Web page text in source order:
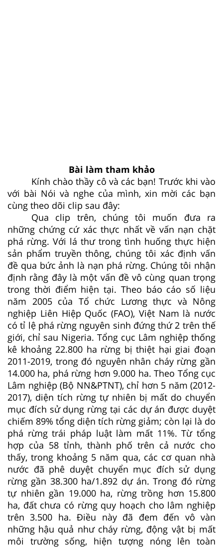
Bài làm tham khảo
Kính chào thầy cô và các bạn! Trước khi vào
với bài Nói và nghe của mình, xin mời các bạn
cùng theo dõi clip sau đây:
Qua clip trên, chúng tôi muốn đưa ra
những chứng cứ xác thực nhất về vấn nạn chặt
phá rừng. Với lá thư trong tình huống thực hiện
sản phẩm truyền thông, chúng tôi xác định vấn
đề qua bức ảnh là nạn phá rừng. Chúng tôi nhận
định rằng đây là một vấn đề vô cùng quan trọng
trong thời điểm hiện tại. Theo báo cáo số liệu
năm 2005 của Tổ chức Lương thực và Nông
nghiệp Liên Hiệp Quốc (FAO), Việt Nam là nước
có tỉ lệ phá rừng nguyên sinh đứng thứ 2 trên thế
giới, chỉ sau Nigeria. Tổng cục Lâm nghiệp thống
kê khoảng 22.800 ha rừng bị thiệt hại giai đoạn
2011-2019, trong đó nguyên nhân cháy rừng gần
14.000 ha, phá rừng hơn 9.000 ha. Theo Tổng cục
Lâm nghiệp (Bộ NN&PTNT), chỉ hơn 5 năm (2012-
2017), diện tích rừng tự nhiên bị mất do chuyển
mục đích sử dụng rừng tại các dự án được duyệt
chiếm 89% tổng diện tích rừng giảm; còn lại là do
phá rừng trái pháp luật làm mất 11%. Từ tổng
hợp của 58 tỉnh, thành phố trên cả nước cho
thấy, trong khoảng 5 năm qua, các cơ quan nhà
nước đã phê duyệt chuyển mục đích sử dụng
rừng gần 38.300 ha/1.892 dự án. Trong đó rừng
tự nhiên gần 19.000 ha, rừng trồng hơn 15.800
ha, đất chưa có rừng quy hoạch cho lâm nghiệp
trên 3.500 ha. Điều này đã đem đến vô vàn
những hậu quả như cháy rừng, động vật bị mất
môi trường sống, hiện tượng nóng lên toàn